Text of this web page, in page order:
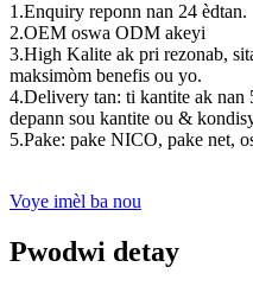
1.Enquiry reponn nan 24 èdtan.
2.OEM oswa ODM akeyi
3.High Kalite ak pri rezonab,
maksimòm benefis ou yo.
4.Delivery tan: ti kantite ak nan
depann sou kantite ou &
5.Pake: pake NICO, pake net,
Voye imèl ba nou
Pwodwi detay